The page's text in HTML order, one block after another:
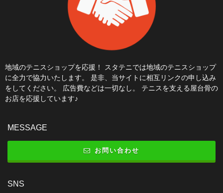
地域のテニスショップを応援！ スタテニでは地域のテニスショップ
に全力で協力いたします。 是非、当サイトに相互リンクの申し込み
をしてください。 広告費などは一切なし。 テニスを支える屋台骨の
お店を応援しています♪
MESSAGE
お問い合わせ
SNS